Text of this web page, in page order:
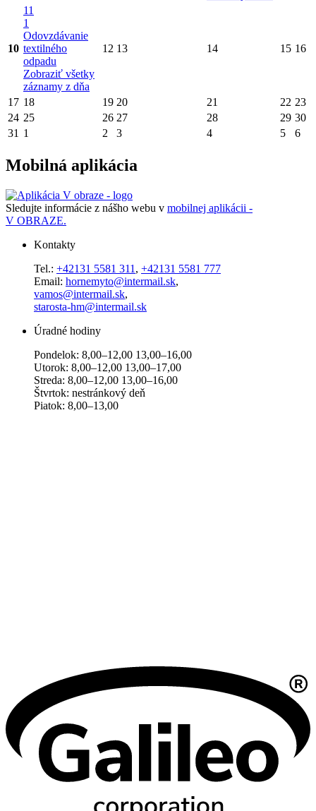
10
11
1
Odovzdávanie
textilného
odpadu
Zobraziť všetky
záznamy z dňa
12 13 14 15 16
17 18 19 20 21 22 23
24 25 26 27 28 29 30
31 1 2 3 4 5 6
Mobilná aplikácia
Sledujte informácie z nášho webu v mobilnej aplikácii -
V OBRAZE.
Kontakty
Tel.: +42131 5581 311 , +42131 5581 777
Email: hornemyto@intermail.sk,
vamos@intermail.sk,
starosta-hm@intermail.sk
Úradné hodiny
Pondelok: 8,00–12,00 13,00–16,00
Utorok: 8,00–12,00 13,00–17,00
Streda: 8,00–12,00 13,00–16,00
Štvrtok: nestránkový deň
Piatok: 8,00–13,00